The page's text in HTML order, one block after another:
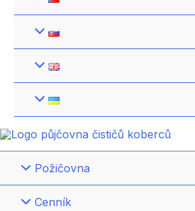
Požičovna
Cenník